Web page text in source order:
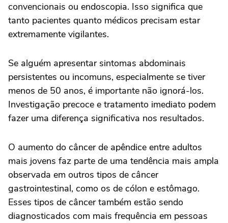
convencionais ou endoscopia. Isso significa que
tanto pacientes quanto médicos precisam estar
extremamente vigilantes.
Se alguém apresentar sintomas abdominais
persistentes ou incomuns, especialmente se tiver
menos de 50 anos, é importante não ignorá-los.
Investigação precoce e tratamento imediato podem
fazer uma diferença significativa nos resultados.
O aumento do câncer de apêndice entre adultos
mais jovens faz parte de uma tendência mais ampla
observada em outros tipos de câncer
gastrointestinal, como os de cólon e estômago.
Esses tipos de câncer também estão sendo
diagnosticados com mais frequência em pessoas